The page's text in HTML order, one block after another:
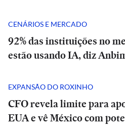
CENÁRIOS E MERCADO
92% das instituições no
estão usando IA, diz
EXPANSÃO DO ROXINHO
CFO revela limite para
EUA e vê México com